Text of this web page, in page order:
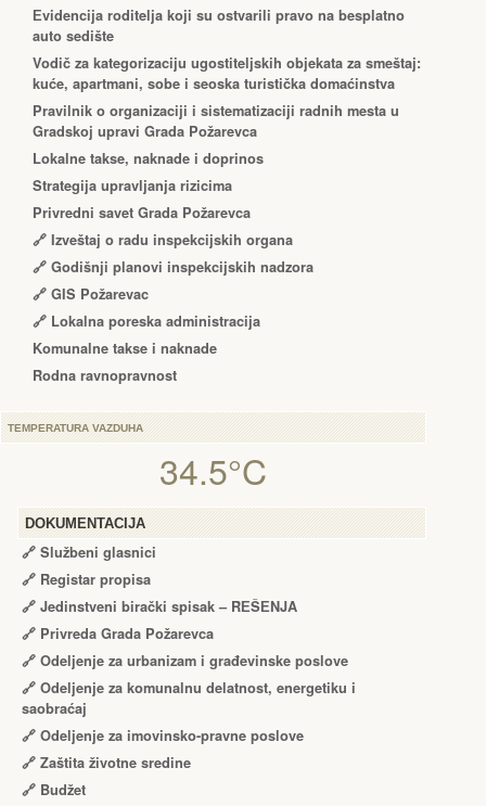
Еvidencija roditelja koji su ostvarili pravo na besplatno
auto sedište
Vodič za kategorizaciju ugostiteljskih objekata za smeštaj:
kuće, apartmani, sobe i seoska turistička domaćinstva
Pravilnik o organizaciji i sistematizaciji radnih mesta u
Gradskoj upravi Grada Požarevca
Lokalne takse, naknade i doprinos
Strategija upravljanja rizicima
Privredni savet Grada Požarevca
🔗 Izveštaj o radu inspekcijskih organa
🔗 Godišnji planovi inspekcijskih nadzora
🔗 GIS Požarevac
🔗 Lokalna poreska administracija
Komunalne takse i naknade
Rodna ravnopravnost
TEMPERATURA VAZDUHA
34.5°C
DOKUMENTACIJA
🔗 Službeni glasnici
🔗 Registar propisa
🔗 Jedinstveni birački spisak – RЕŠЕNJA
🔗 Privreda Grada Požarevca
🔗 Odeljenje za urbanizam i građevinske poslove
🔗 Odeljenje za komunalnu delatnost, energetiku i
saobraćaj
🔗 Odeljenje za imovinsko-pravne poslove
🔗 Zaštita životne sredine
🔗 Budžet